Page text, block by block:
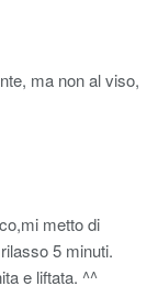
ma non al viso,
metto di
5 minuti.
e liftata. ^^